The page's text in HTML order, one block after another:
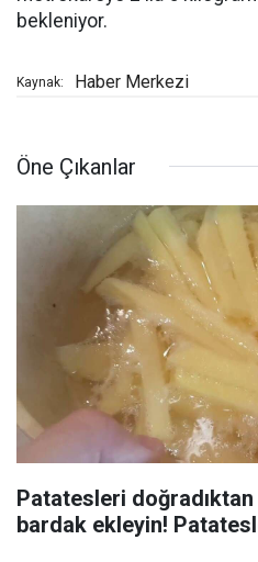
bekleniyor.
Kaynak: Haber Merkezi
Öne Çıkanlar
Patatesleri
bardak ekleyin!